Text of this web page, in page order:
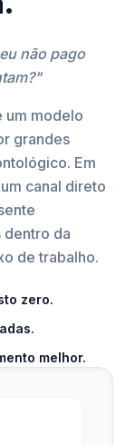
não pago
um modelo
grandes
Em
canal direto
dentro da
de trabalho.
zero.
melhor.